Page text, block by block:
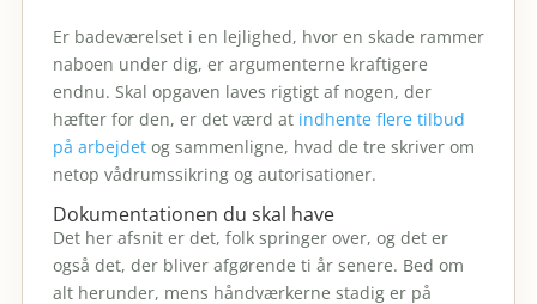
Er badeværelset i en lejlighed, hvor en skade rammer
naboen under dig, er argumenterne kraftigere
endnu. Skal opgaven laves rigtigt af nogen, der
hæfter for den, er det værd at indhente flere tilbud
på arbejdetog sammenligne, hvad de tre skriver om
netop vådrumssikring og autorisationer.
Dokumentationen du skal have
Det her afsnit er det, folk springer over, og det er
også det, der bliver afgørende ti år senere. Bed om
alt herunder, mens håndværkerne stadig er på